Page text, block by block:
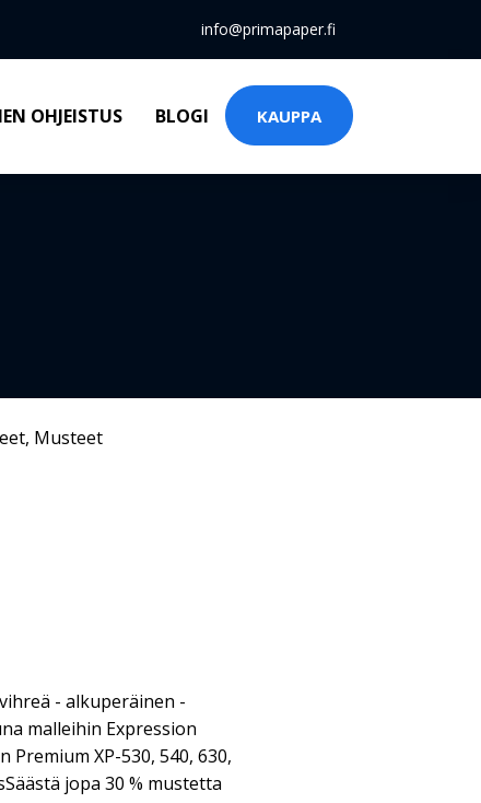
info@primapaper.fi
OHJEISTUS BLOGI KAUPPA
, Musteet
- alkuperäinen -
malleihin Expression
Premium XP-530, 540, 630,
jopa 30 % mustetta